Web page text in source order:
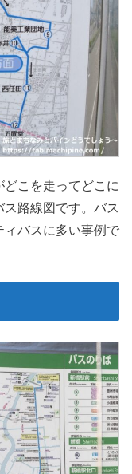
こを走ってどこに
路線図です。バス
ィバスに多い事例で